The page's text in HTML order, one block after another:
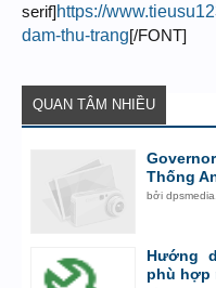
serif] https://
dam-thu-trang[/FONT]
QUAN TÂM NHIỀU
Thống
bởidpsmedia
Hướng
phù hợp